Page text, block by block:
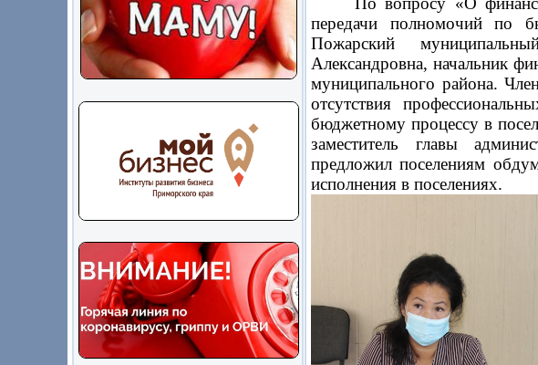
передачи полномочий по
Пожарский
Александровна, начальник
муниципального района.
отсутствия
бюджетному процессу в
заместитель главы
предложил поселениям
исполнения в поселениях.